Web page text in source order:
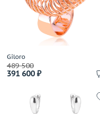
Bvlgari
Cacharel
Cahrles Greig
Cantamessa
Cara
Carats
Giloro
489 500
391 600 ₽